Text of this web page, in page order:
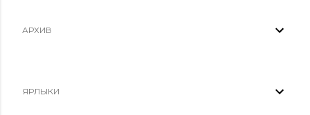
АРХИВ
ЯРЛЫКИ